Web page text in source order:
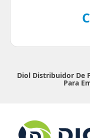
Diol Distribuidor De
Para